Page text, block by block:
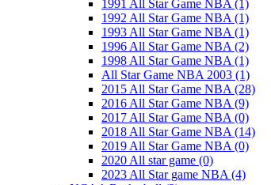
1991 All Star Game NBA (1)
1992 All Star Game NBA (1)
1993 All Star Game NBA (1)
1996 All Star Game NBA (2)
1998 All Star Game NBA (1)
All Star Game NBA 2003 (1)
2015 All Star Game NBA (28)
2016 All Star Game NBA (9)
2017 All Star Game NBA (0)
2018 All Star Game NBA (14)
2019 All Star Game NBA (0)
2020 All star game (0)
2023 All Star game NBA (4)